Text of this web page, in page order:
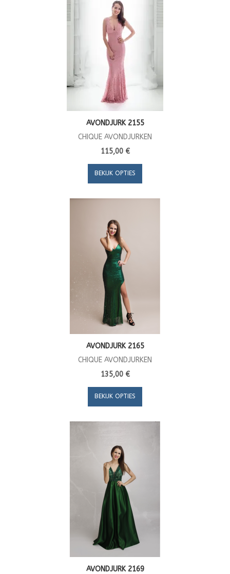
AVONDJURK 2155
CHIQUE AVONDJURKEN
115,00 €
BEKIJK OPTIES
AVONDJURK 2165
CHIQUE AVONDJURKEN
135,00 €
BEKIJK OPTIES
AVONDJURK 2169